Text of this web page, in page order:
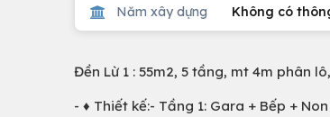
Năm xây dựng Không có
Đền Lừ 1 : 55m2, 5 tầng, mt 4m phân
- ♦️ Thiết kế:- Tầng 1: Gara + Bếp +